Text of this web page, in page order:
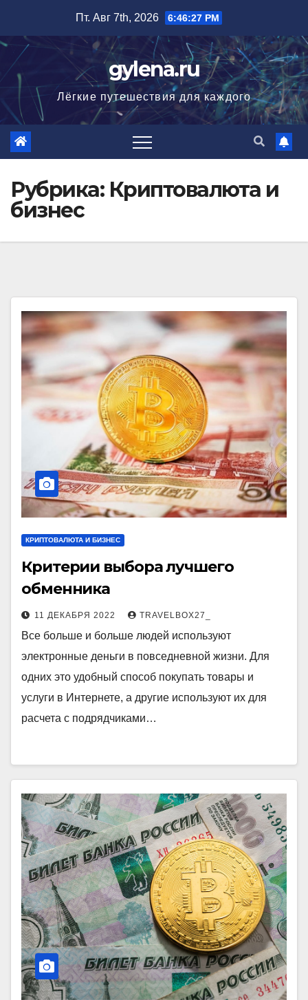
содержимому
Пт. Авг 7th, 2026 6:46:29 PM
gylena.ru
Лёгкие путешествия для каждого
Рубрика: Криптовалюта и
бизнес
КРИПТОВАЛЮТА И БИЗНЕС
Критерии выбора лучшего
обменника
11 ДЕКАБРЯ 2022 TRAVELBOX27_
Все больше и больше людей используют
электронные деньги в повседневной жизни. Для
одних это удобный способ покупать товары и
услуги в Интернете, а другие используют их для
расчета с подрядчиками…